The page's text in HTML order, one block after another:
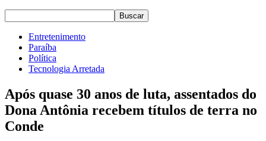
Entretenimento
Paraíba
Política
Tecnologia Arretada
Após quase 30 anos de luta, assentados do
Dona Antônia recebem títulos de terra no
Conde